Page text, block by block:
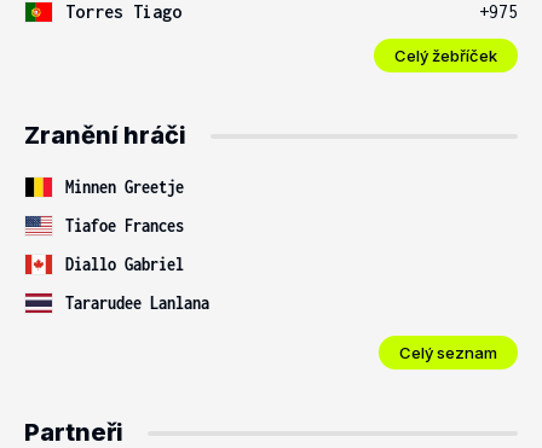
Torres Tiago
+975
Celý žebříček
Zranění hráči
Minnen Greetje
Tiafoe Frances
Diallo Gabriel
Tararudee Lanlana
Celý seznam
Partneři